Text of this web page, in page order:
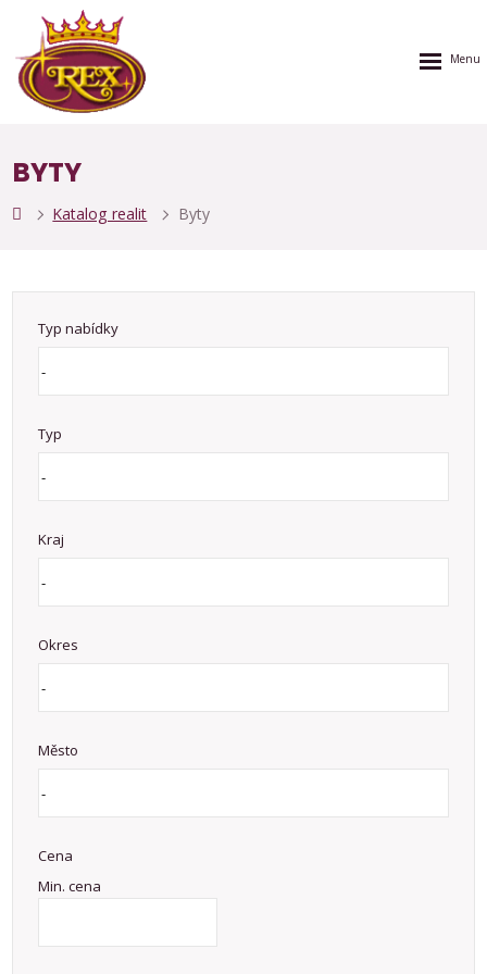
BYTY
Katalog realit Byty
Typ nabídky
Typ
Kraj
Okres
Město
Cena
Min. cena